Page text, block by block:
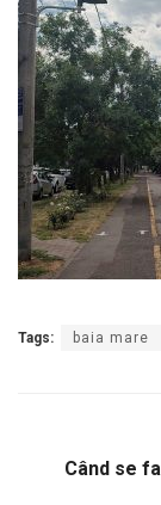
Tags: baia mare
Când se